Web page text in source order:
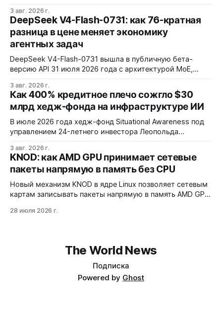
установку через Session Installer, Root или Shizuku, но
требует ручной проверки безопасности APK и зависит
от качества метаданных в источниках.
3 авг. 2026 г.
DeepSeek V4-Flash-0731: как 76-кратная
разница в цене меняет экономику
агентных задач
DeepSeek V4-Flash-0731 вышла в публичную бета-
версию API 31 июля 2026 года с архитектурой MoE,
1M токенов. При типичной агентной нагрузке модель
обходится в $0,0096 за запуск против $0,7324 у Claude
Opus 4.8, но уступает в задачах с vision и comp…
3 авг. 2026 г.
Как 400% кредитное плечо сожгло $30
млрд хедж-фонда на инфраструктуре ИИ
В июле 2026 года хедж-фонд Situational Awareness под
управлением 24-летнего инвестора Леопольда
потеряв $30 млрд за месяц. Причина — маржин-коллы
на фоне падения акций чипов и облачных провайдеров,
купленных с плечом 400%.
3 авг. 2026 г.
KNOD: как AMD GPU принимает сетевые
пакеты напрямую в память без CPU
Новый механизм KNOD в ядре Linux позволяет сетевым
картам записывать пакеты напрямую в память AMD GPU
центральный процессор. Технология снижает задержки
28 июля 2026 г.
The World News
Подписка
Powered by Ghost